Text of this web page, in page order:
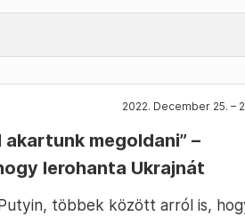
2022. December 25. –
megoldani” –
lerohanta Ukrajnát
többek között arról is,